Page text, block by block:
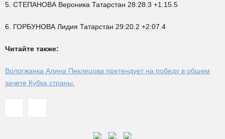
5. СТЕПАНОВА Вероника Татарстан 28:28.3 +1:15.5
6. ГОРБУНОВА Лидия Татарстан 29:20.2 +2:07.4
Читайте также:
Вологжанка Алина Пеклецова претендует на победу в общем
зачете Кубка страны.